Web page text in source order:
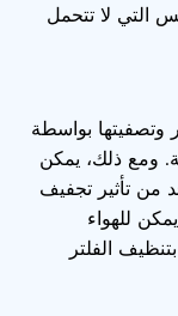
التي لا تتحمل
وتصفيتها بواسطة
ومع ذلك، يمكن
من تأثير تجفيف
للهواء
الفلتر